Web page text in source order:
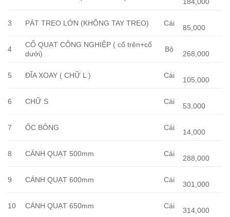
3 PÁT TREO LỚN (KHÔNG TAY TREO) Cái
85,000
4
CỔ QUẠT CÔNG NGHIỆP ( cổ trên+cổ
dưới)
Bộ
268,000
5 ĐĨA XOAY ( CHỮ L ) Cái
105,000
6 CHỮ S Cái
53,000
7 ỐC BÔNG Cái
14,000
8 CÁNH QUẠT 500mm Cái
288,000
9 CÁNH QUẠT 600mm Cái
301,000
10 CÁNH QUẠT 650mm Cái
314,000